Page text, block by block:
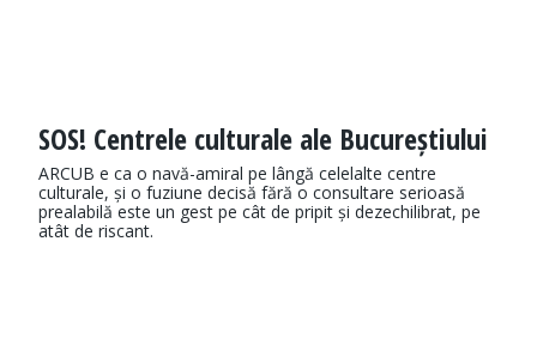
SOS! Centrele culturale ale Bucureștiului
ARCUB e ca o navă-amiral pe lângă celelalte centre
culturale, și o fuziune decisă fără o consultare serioasă
prealabilă este un gest pe cât de pripit și dezechilibrat, pe
atât de riscant.